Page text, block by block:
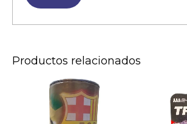
Productos relacionados
ALCANCIA
GRANDE
COLORES
cantidad
CARBON
cantidad